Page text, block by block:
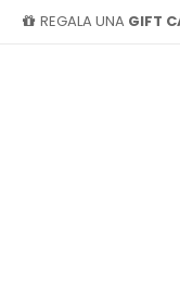
REGALA UNA GIFT